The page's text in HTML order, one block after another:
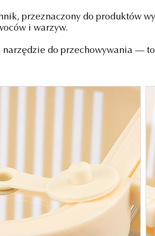
przeznaczony do produktów
i warzyw.
narzędzie do przechowywania —